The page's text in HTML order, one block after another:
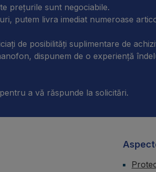
prețurile sunt negociabile.
putem livra imediat numeroase
de posibilități suplimentare de
dispunem de o experiență
a vă răspunde la solicitări.